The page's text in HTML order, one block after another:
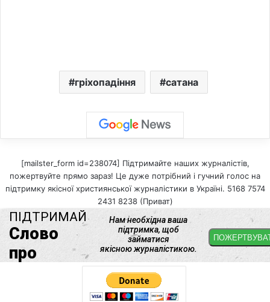
гріхопадіння сатана
[mailster_form id=238074] Підтримайте наших журналістів,
пожертвуйте прямо зараз! Це дуже потрібний і гучний голос на
підтримку якісної християнської журналістики в Україні. 5168 7574
2431 8238 (Приват)